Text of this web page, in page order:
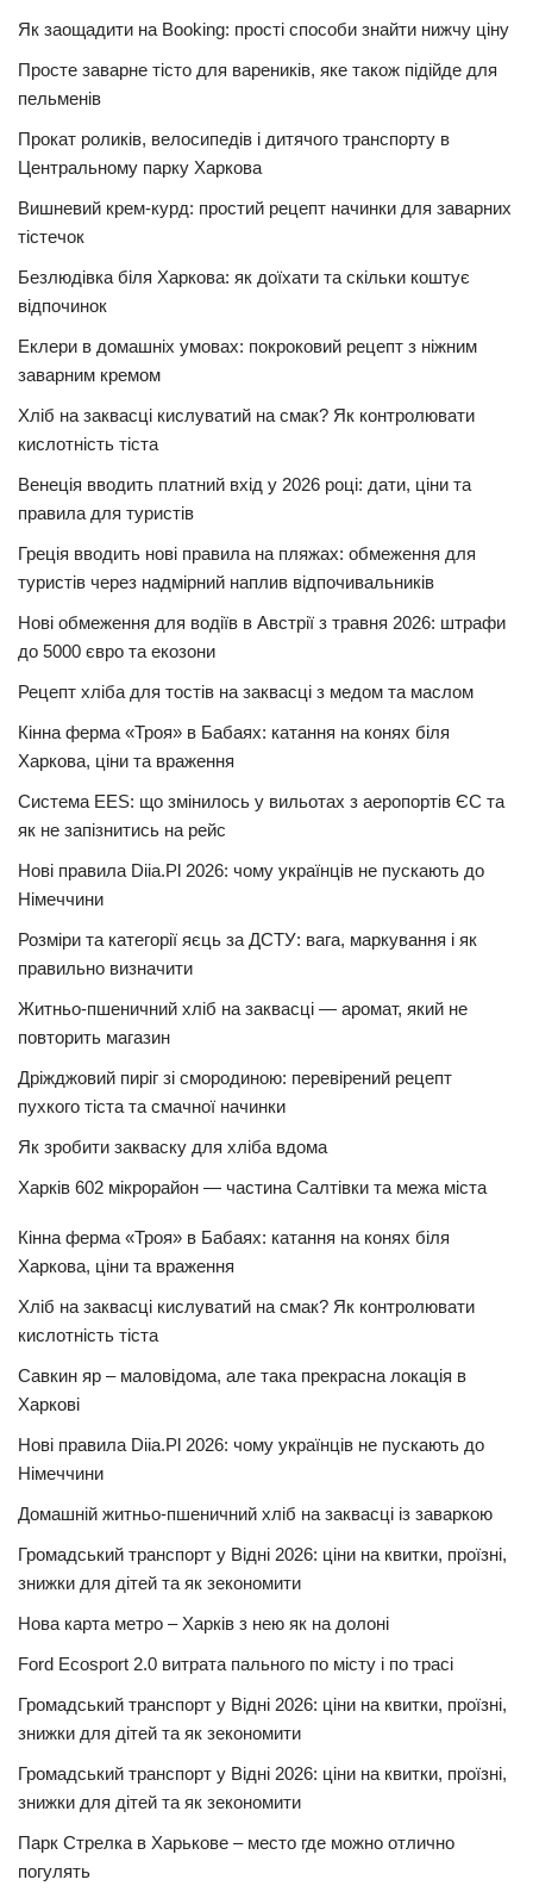
Як заощадити на Booking: прості способи знайти нижчу ціну
Просте заварне тісто для вареників, яке також підійде для
пельменів
Прокат роликів, велосипедів і дитячого транспорту в
Центральному парку Харкова
Вишневий крем-курд: простий рецепт начинки для заварних
тістечок
Безлюдівка біля Харкова: як доїхати та скільки коштує
відпочинок
Еклери в домашніх умовах: покроковий рецепт з ніжним
заварним кремом
Хліб на заквасці кислуватий на смак? Як контролювати
кислотність тіста
Венеція вводить платний вхід у 2026 році: дати, ціни та
правила для туристів
Греція вводить нові правила на пляжах: обмеження для
туристів через надмірний наплив відпочивальників
Нові обмеження для водіїв в Австрії з травня 2026: штрафи
до 5000 євро та екозони
Рецепт хліба для тостів на заквасці з медом та маслом
Кінна ферма «Троя» в Бабаях: катання на конях біля
Харкова, ціни та враження
Система EES: що змінилось у вильотах з аеропортів ЄС та
як не запізнитись на рейс
Нові правила Diia.Pl 2026: чому українців не пускають до
Німеччини
Розміри та категорії яєць за ДСТУ: вага, маркування і як
правильно визначити
Житньо-пшеничний хліб на заквасці — аромат, який не
повторить магазин
Дріжджовий пиріг зі смородиною: перевірений рецепт
пухкого тіста та смачної начинки
Як зробити закваску для хліба вдома
Харків 602 мікрорайон — частина Салтівки та межа міста
Кінна ферма «Троя» в Бабаях: катання на конях біля
Харкова, ціни та враження
Хліб на заквасці кислуватий на смак? Як контролювати
кислотність тіста
Савкин яр – маловідома, але така прекрасна локація в
Харкові
Нові правила Diia.Pl 2026: чому українців не пускають до
Німеччини
Домашній житньо-пшеничний хліб на заквасці із заваркою
Громадський транспорт у Відні 2026: ціни на квитки, проїзні,
знижки для дітей та як зекономити
Нова карта метро – Харків з нею як на долоні
Ford Ecosport 2.0 витрата пального по місту і по трасі
Громадський транспорт у Відні 2026: ціни на квитки, проїзні,
знижки для дітей та як зекономити
Громадський транспорт у Відні 2026: ціни на квитки, проїзні,
знижки для дітей та як зекономити
Парк Стрелка в Харькове – место где можно отлично
погулять